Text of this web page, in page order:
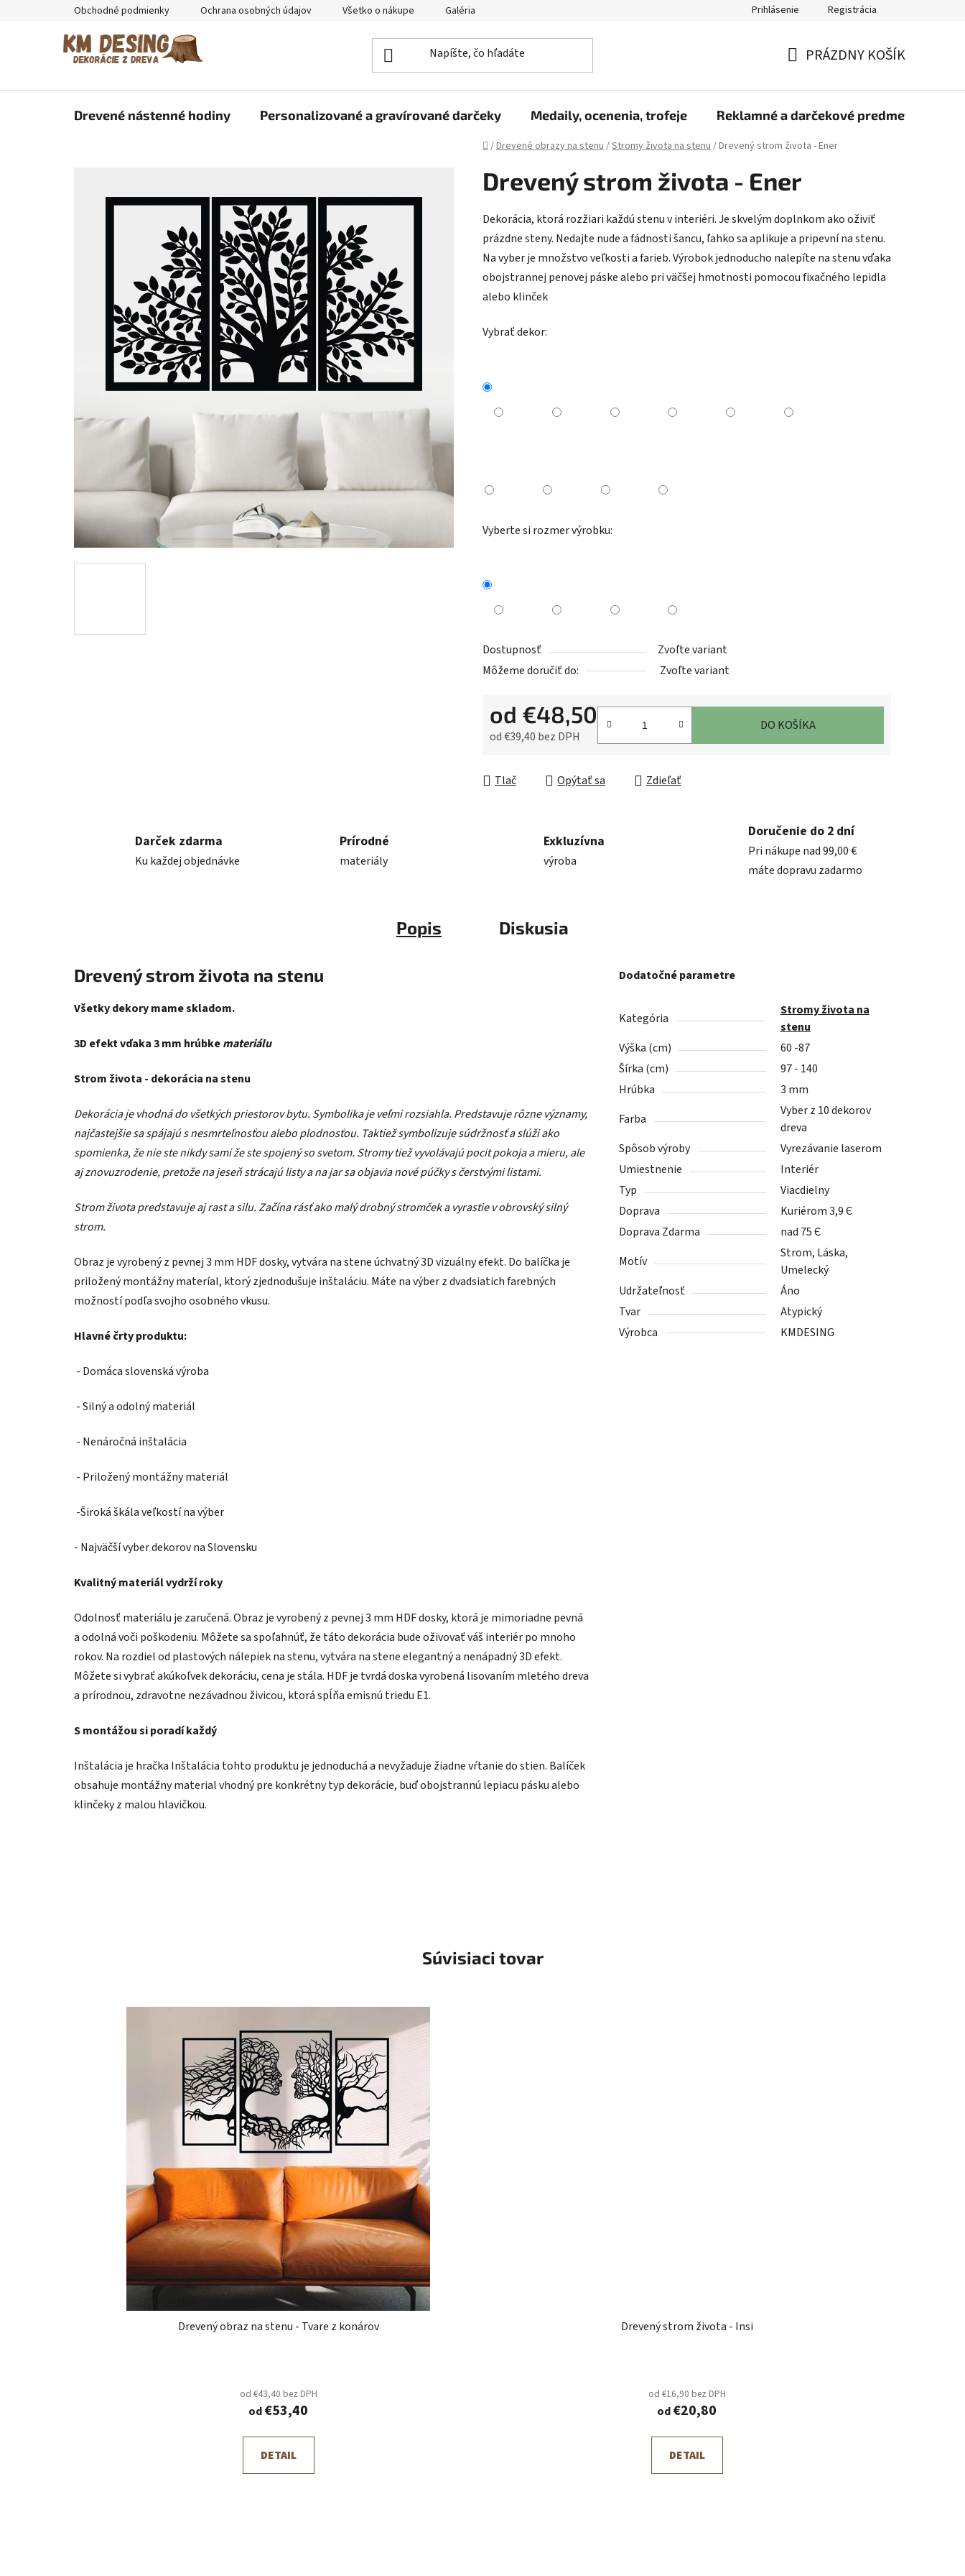
Obchodné podmienky Ochrana osobných údajov Všetko o nákupe Galéria Formulár na odstúpenie od zmluvy O nás
Prihlásenie Registrácia
KOŠÍK
PRÁZDNY KOŠÍK
Drevené nástenné hodiny Personalizované a gravírované darčeky Medaily, ocenenia, trofeje Reklamné a darčekové predmety
Domov
/Drevené obrazy na stenu/Stromy života na stenu/Drevený strom života - Ener
Drevený strom života - Ener
Dekorácia, ktorá rozžiari každú stenu v interiéri. Je skvelým doplnkom ako oživiť
prázdne steny. Nedajte nude a fádnosti šancu, ľahko sa aplikuje a pripevní na stenu.
Na vyber je množstvo veľkosti a farieb. Výrobok jednoducho nalepíte na stenu vďaka
obojstrannej penovej páske alebo pri väčšej hmotnosti pomocou fixačného lepidla
alebo klinček
Vybrať dekor:
Vyberte si rozmer výrobku:
Dostupnosť
Zvoľte variant
Môžeme doručiť do:
Zvoľte variant
od €48,50
od€39,40 bez DPH
DO KOŠÍKA
Tlač Opýtať sa Zdieľať
Darček zdarma
Ku každej objednávke
Prírodné
materiály
Exkluzívna
výroba
Doručenie do 2 dní
Pri nákupe nad 99,00 €
máte dopravu zadarmo
Popis Diskusia
Drevený strom života na stenu
Všetky dekory mame skladom.
3D efekt vďaka 3 mm hrúbkemateriálu
Strom života - dekorácia na stenu
Dekorácia je vhodná do všetkých priestorov bytu. Symbolika je veľmi rozsiahla. Predstavuje rôzne významy,
najčastejšie sa spájajú s nesmrteľnosťou alebo plodnosťou. Taktiež symbolizuje súdržnosť a slúži ako
spomienka, že nie ste nikdy sami že ste spojený so svetom. Stromy tiež vyvolávajú pocit pokoja a mieru, ale
aj znovuzrodenie, pretože na jeseň strácajú listy a na jar sa objavia nové púčky s čerstvými listami.
Strom života predstavuje aj rast a silu. Začína rásť ako malý drobný stromček a vyrastie v obrovský silný
strom.
Obraz je vyrobený z pevnej 3 mm HDF dosky, vytvára na stene úchvatný 3D vizuálny efekt. Do balíčka je
priložený montážny materíal, ktorý zjednodušuje inštaláciu. Máte na výber z dvadsiatich farebných
možností podľa svojho osobného vkusu.
Hlavné črty produktu:
- Domáca slovenská výroba
- Silný a odolný materiál
- Nenáročná inštalácia
- Priložený montážny materiál
-Široká škála veľkostí na výber
- Najväčší vyber dekorov na Slovensku
Kvalitný materiál vydrží roky
Odolnosť materiálu je zaručená. Obraz je vyrobený z pevnej 3 mm HDF dosky, ktorá je mimoriadne pevná
a odolná voči poškodeniu. Môžete sa spoľahnúť, že táto dekorácia bude oživovať váš interiér po mnoho
rokov. Na rozdiel od plastových nálepiek na stenu, vytvára na stene elegantný a nenápadný 3D efekt.
Môžete si vybrať akúkoľvek dekoráciu, cena je stála. HDF je tvrdá doska vyrobená lisovaním mletého dreva
a prírodnou, zdravotne nezávadnou živicou, ktorá spĺňa emisnú triedu E1.
S montážou si poradí každý
Inštalácia je hračka Inštalácia tohto produktu je jednoduchá a nevyžaduje žiadne vŕtanie do stien. Balíček
obsahuje montážny material vhodný pre konkrétny typ dekorácie, buď obojstrannú lepiacu pásku alebo
klinčeky z malou hlavičkou.
Dodatočné parametre
Kategória
Stromy života na
stenu
Výška (cm)
60 -87
Šírka (cm)
97 - 140
Hrúbka
3 mm
Farba
Vyber z 10 dekorov
dreva
Spôsob výroby
Vyrezávanie laserom
Umiestnenie
Interiér
Typ
Viacdielny
Doprava
Kuriérom 3,9 Є
Doprava Zdarma
nad 75 Є
Motív
Strom, Láska,
Umelecký
Udržateľnosť
Áno
Tvar
Atypický
Výrobca
KMDESING
Súvisiaci tovar
Drevený obraz na stenu - Tvare z konárov
od €43,40 bez DPH
od€53,40
DETAIL
Drevený strom života - Insi
od €16,90 bez DPH
od€20,80
DETAIL